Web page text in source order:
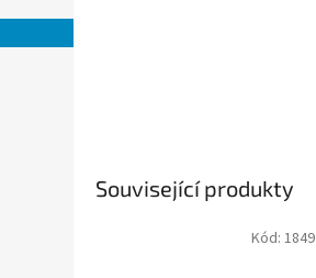
Související produkty
Kód: 1849